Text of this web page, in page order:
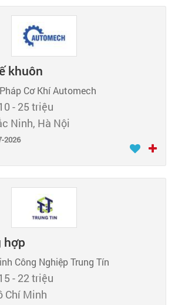
khuôn
Cơ Khí Automech
- 25 triệu
Ninh, Hà Nội
2026
hợp
Công Nghiệp Trung Tín
- 22 triệu
Chí Minh